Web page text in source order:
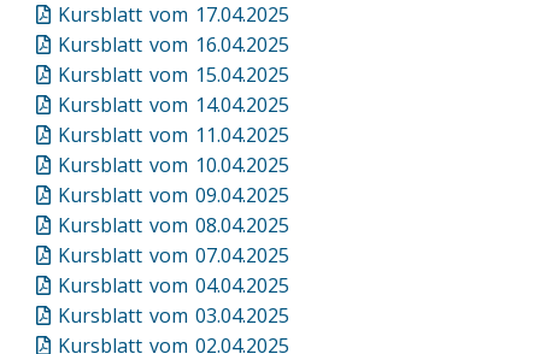
Kursblatt vom 17.04.2025
Kursblatt vom 16.04.2025
Kursblatt vom 15.04.2025
Kursblatt vom 14.04.2025
Kursblatt vom 11.04.2025
Kursblatt vom 10.04.2025
Kursblatt vom 09.04.2025
Kursblatt vom 08.04.2025
Kursblatt vom 07.04.2025
Kursblatt vom 04.04.2025
Kursblatt vom 03.04.2025
Kursblatt vom 02.04.2025